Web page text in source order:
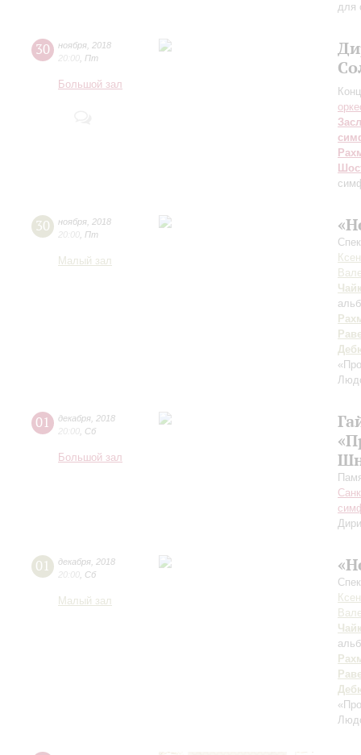
для
30 ноября 2018
20:00 Пт
Большой зал
30 ноября 2018
20:00 Пт
Малый зал
01 декабря 2018
20:00 Сб
Большой зал
01 декабря 2018
20:00 Сб
Малый зал